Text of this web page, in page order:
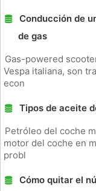
Conducción de
de gas
Gas-powered
Vespa italiana, son
econ
Tipos de aceite
Petróleo del coche
motor del coche en
probl
Cómo quitar el